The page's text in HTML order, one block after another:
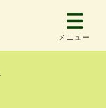
メニュー